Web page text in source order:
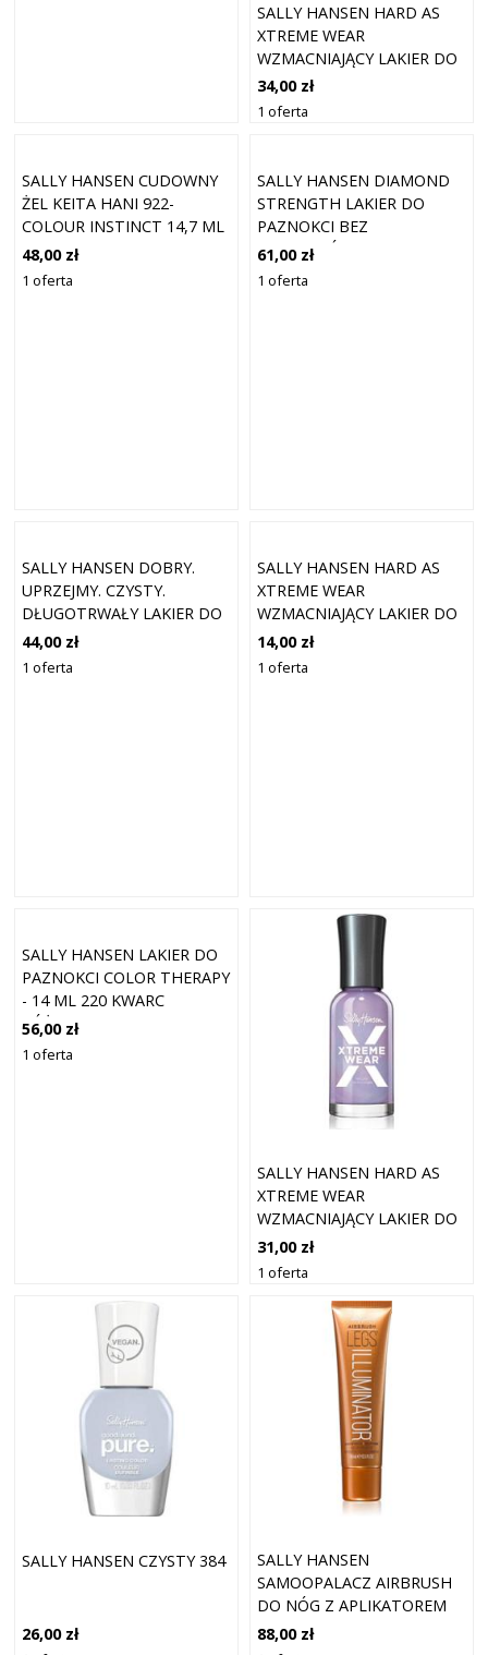
SALLY HANSEN HARD AS
XTREME WEAR
WZMACNIAJĄCY LAKIER DO
PAZNOKCI KOLOR
NIEBIESKI PŁOMIEŃ 11,8 ML
34,00 zł
1 oferta
SALLY HANSEN CUDOWNY
ŻEL KEITA HANI 922-
COLOUR INSTINCT 14,7 ML
48,00 zł
1 oferta
SALLY HANSEN DIAMOND
STRENGTH LAKIER DO
PAZNOKCI BEZ
ODPRYSKÓW O DŁUGIM
OKRESIE TRWAŁOŚCI
61,00 zł
1 oferta
SALLY HANSEN DOBRY.
UPRZEJMY. CZYSTY.
DŁUGOTRWAŁY LAKIER DO
PAZNOKCI O DZIAŁANIU
UJĘDRNIAJĄCYM, KOLOR
44,00 zł
1 oferta
SALLY HANSEN HARD AS
XTREME WEAR
WZMACNIAJĄCY LAKIER DO
PAZNOKCI KOLOR BLUE
BLITZ 11,8 ML
14,00 zł
1 oferta
SALLY HANSEN LAKIER DO
PAZNOKCI COLOR THERAPY
- 14 ML 220 KWARC
RÓŻOWY
56,00 zł
1 oferta
SALLY HANSEN HARD AS
XTREME WEAR
WZMACNIAJĄCY LAKIER DO
PAZNOKCI COLOR
STARGAZE LILY 11,8 ML
31,00 zł
1 oferta
SALLY HANSEN CZYSTY 384
26,00 zł
SALLY HANSEN
SAMOOPALACZ AIRBRUSH
DO NÓG Z APLIKATOREM
GOLDEN GLOW 100 ML
88,00 zł